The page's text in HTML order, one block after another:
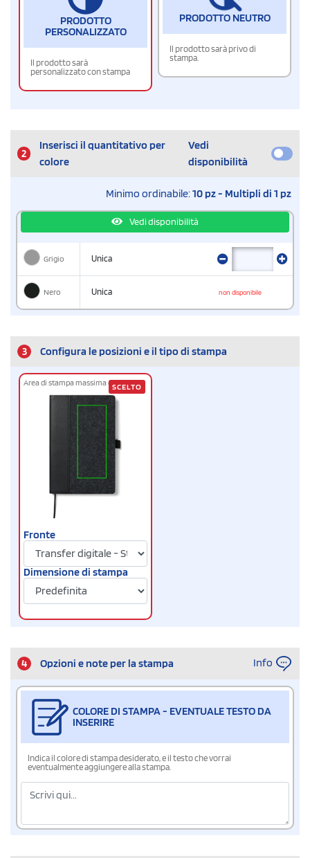
PRODOTTO
PERSONALIZZATO
Il prodotto sarà
personalizzato con stampa
PRODOTTO NEUTRO
Il prodotto sarà privo di
stampa.
2
Inserisci il quantitativo per
colore
Vedi
disponibilità
Minimo ordinabile:10 pz - Multipli di 1 pz
Vedi disponibilità
Grigio Unica
Nero Unica non disponibile
3 Configura le posizioni e il tipo di stampa
Area di stampa massima cm6 x 15
Fronte
Dimensione di stampa
SCELTO
4 Opzioni e note per la stampa Info
COLORE DI STAMPA - EVENTUALE TESTO DA
INSERIRE
Indica il colore di stampa desiderato, e il testo che vorrai
eventualmente aggiungere alla stampa.